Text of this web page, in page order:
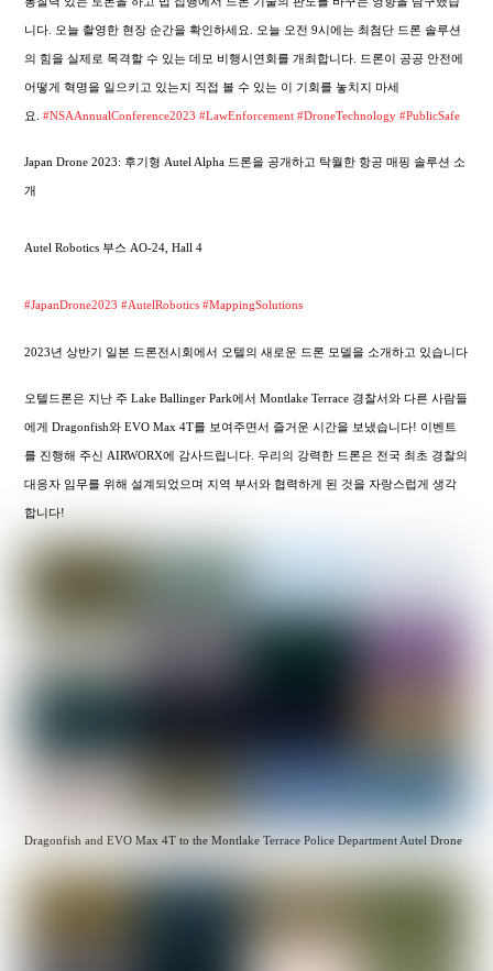
니다. 오늘 촬영한 현장 순간을 확인하세요. 오늘 오전 9시에는 최첨단 드론 솔루션
의 힘을 실제로 목격할 수 있는 데모 비행시연회를 개최합니다. 드론이 공공 안전에
어떻게 혁명을 일으키고 있는지 직접 볼 수 있는 이 기회를 놓치지 마세
요.#NSAAnnualConference2023 #LawEnforcement #DroneTechnology #PublicSafe
Japan Drone 2023: 후기형 Autel Alpha 드론을 공개하고 탁월한 항공 매핑 솔루션 소
개
Autel Robotics 부스 AO-24, Hall 4
#JapanDrone2023#AutelRobotics#MappingSolutions
2023년 상반기 일본 드론전시회에서 오텔의 새로운 드론 모델을 소개하고 있습니다
오텔드론은 지난 주 Lake Ballinger Park에서 Montlake Terrace 경찰서와 다른 사람들
에게 Dragonfish와 EVO Max 4T를 보여주면서 즐거운 시간을 보냈습니다! 이벤트
를 진행해 주신 AIRWORX에 감사드립니다. 우리의 강력한 드론은 전국 최초 경찰의
대응자 임무를 위해 설계되었으며 지역 부서와 협력하게 된 것을 자랑스럽게 생각
합니다!
Dragonfish and EVO Max 4T to the Montlake Terrace Police Department Autel Drone